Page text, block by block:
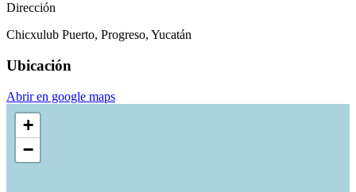
Dirección
Chicxulub Puerto, Progreso, Yucatán
Ubicación
Abrir en google maps
+
−